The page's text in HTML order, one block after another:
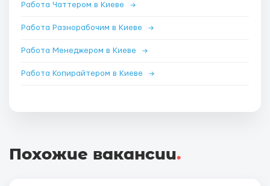
Работа Чаттером в Киеве →
Работа Разнорабочим в Киеве →
Работа Менеджером в Киеве →
Работа Копирайтером в Киеве →
Похожие вакансии.